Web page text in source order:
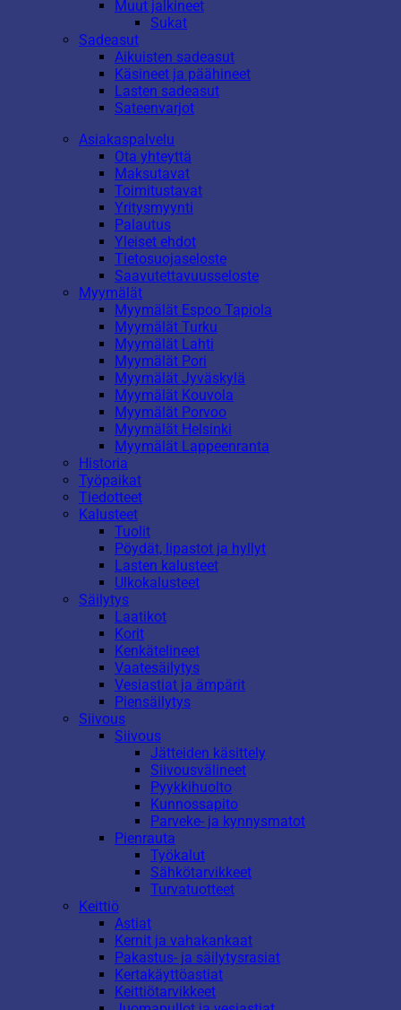
Muut jalkineet
Sukat
Sadeasut
Aikuisten sadeasut
Käsineet ja päähineet
Lasten sadeasut
Sateenvarjot
Asiakaspalvelu
Ota yhteyttä
Maksutavat
Toimitustavat
Yritysmyynti
Palautus
Yleiset ehdot
Tietosuojaseloste
Saavutettavuusseloste
Myymälät
Myymälät Espoo Tapiola
Myymälät Turku
Myymälät Lahti
Myymälät Pori
Myymälät Jyväskylä
Myymälät Kouvola
Myymälät Porvoo
Myymälät Helsinki
Myymälät Lappeenranta
Historia
Työpaikat
Tiedotteet
Kalusteet
Tuolit
Pöydät, lipastot ja hyllyt
Lasten kalusteet
Ulkokalusteet
Säilytys
Laatikot
Korit
Kenkätelineet
Vaatesäilytys
Vesiastiat ja ämpärit
Piensäilytys
Siivous
Siivous
Jätteiden käsittely
Siivousvälineet
Pyykkihuolto
Kunnossapito
Parveke- ja kynnysmatot
Pienrauta
Työkalut
Sähkötarvikkeet
Turvatuotteet
Keittiö
Astiat
Kernit ja vahakankaat
Pakastus- ja säilytysrasiat
Kertakäyttöastiat
Keittiötarvikkeet